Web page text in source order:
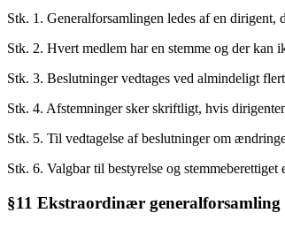
Stk. 1. Generalforsamlingen ledes af en
Stk. 2. Hvert medlem har en stemme og der kan
Stk. 3. Beslutninger vedtages ved almindeligt
Stk. 4. Afstemninger sker skriftligt, hvis
Stk. 5. Til vedtagelse af beslutninger om
Stk. 6. Valgbar til bestyrelse og
§11 Ekstraordinær generalforsamling